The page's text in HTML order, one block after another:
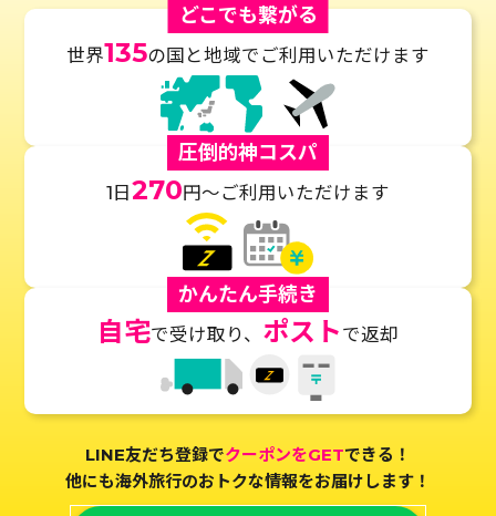
どこでも繋がる
世界135の国と地域でご利用いただけます
圧倒的神コスパ
1日270円～ご利用いただけます
かんたん手続き
自宅で受け取り、 ポスト で返却
LINE友だち登録でクーポンをGETできる！
他にも海外旅行のおトクな情報をお届けします！